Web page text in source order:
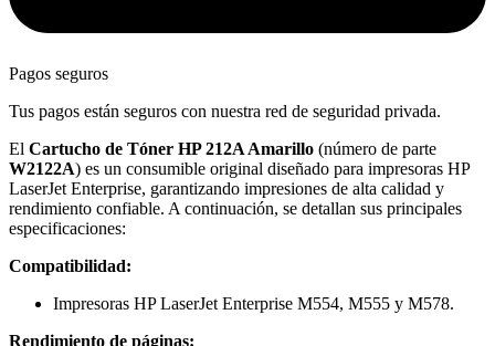
Pagos seguros
Tus pagos están seguros con nuestra red de seguridad privada.
El Cartucho de Tóner HP 212A Amarillo (número de parte
W2122A) es un consumible original diseñado para impresoras HP
LaserJet Enterprise, garantizando impresiones de alta calidad y
rendimiento confiable. A continuación, se detallan sus principales
especificaciones:
Compatibilidad:
Impresoras HP LaserJet Enterprise M554, M555 y M578.
Rendimiento de páginas: